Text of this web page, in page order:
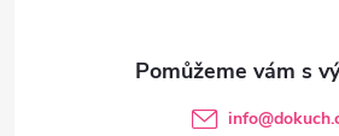
info@